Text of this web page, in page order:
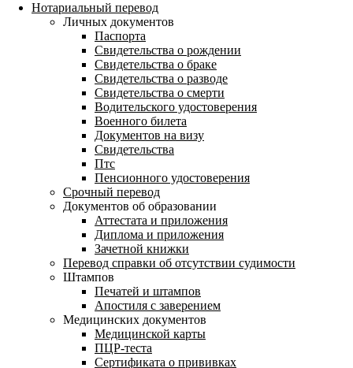
Нотариальный перевод
Личных документов
Паспорта
Свидетельства о рождении
Свидетельства о браке
Свидетельства о разводе
Свидетельства о смерти
Водительского удостоверения
Военного билета
Документов на визу
Свидетельства
Птс
Пенсионного удостоверения
Срочный перевод
Документов об образовании
Аттестата и приложения
Диплома и приложения
Зачетной книжки
Перевод справки об отсутствии судимости
Штампов
Печатей и штампов
Апостиля с заверением
Медицинских документов
Медицинской карты
ПЦР-теста
Сертификата о прививках